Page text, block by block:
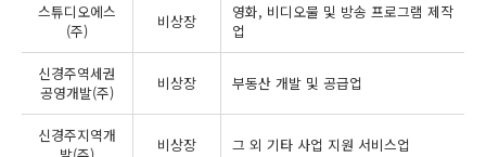
스튜디오에스
(주)
비상장
영화, 비디오물 및 방송 프로그램 제작
업
신경주역세권
공영개발(주)
비상장 부동산 개발 및 공급업
신경주지역개
비상장 그 외 기타 사업 지원 서비스업